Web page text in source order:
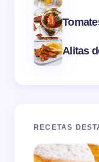
Alitas
RECETAS